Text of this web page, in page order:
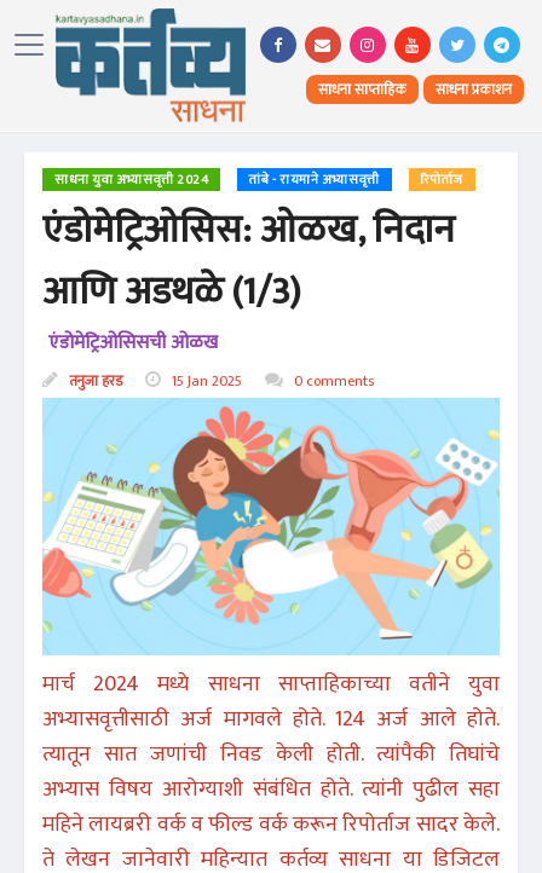
साधना साप्ताहिक साधना प्रकाशन
साधना युवा अभ्यासवृत्ती 2024 तांबे - रायमाने अभ्यासवृत्ती रिपोर्ताज
एंडोमेट्रिओसिस: ओळख, निदान
आणि अडथळे (1/3)
एंडोमेट्रिओसिसची ओळख
तनुजा हरड 15 Jan 2025 0 comments
मार्च 2024 मध्ये साधना साप्ताहिकाच्या वतीने युवा
अभ्यासवृत्तीसाठी अर्ज मागवले होते. 124 अर्ज आले होते.
त्यातून सात जणांची निवड केली होती. त्यांपैकी तिघांचे
अभ्यास विषय आरोग्याशी संबंधित होते. त्यांनी पुढील सहा
महिने लायब्ररी वर्क व फील्ड वर्क करून रिपोर्ताज सादर केले.
ते लेखन जानेवारी महिन्यात कर्तव्य साधना या डिजिटल